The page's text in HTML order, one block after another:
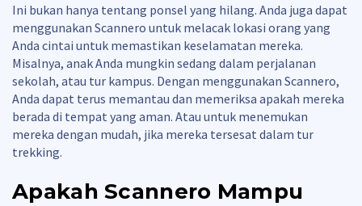
Ini bukan hanya tentang ponsel yang hilang. Anda juga dapat
menggunakan Scannero untuk melacak lokasi orang yang
Anda cintai untuk memastikan keselamatan mereka.
Misalnya, anak Anda mungkin sedang dalam perjalanan
sekolah, atau tur kampus. Dengan menggunakan Scannero,
Anda dapat terus memantau dan memeriksa apakah mereka
berada di tempat yang aman. Atau untuk menemukan
mereka dengan mudah, jika mereka tersesat dalam tur
trekking.
Apakah Scannero Mampu